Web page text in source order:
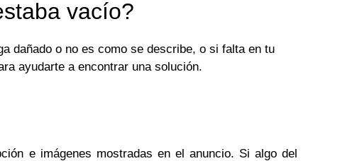
vacío?
dañado o no es como se describe, o si falta en tu
ayudarte a encontrar una solución.
e imágenes mostradas en el anuncio. Si algo del